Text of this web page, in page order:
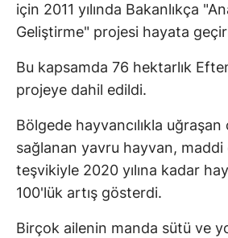
için 2011 yılında Bakanlıkça
Geliştirme" projesi hayata
Bu kapsamda 76 hektarlık
projeye dahil edildi.
Bölgede hayvancılıkla
sağlanan yavru hayvan,
teşvikiyle 2020 yılına kadar
100'lük artış gösterdi.
Birçok ailenin manda sütü ve